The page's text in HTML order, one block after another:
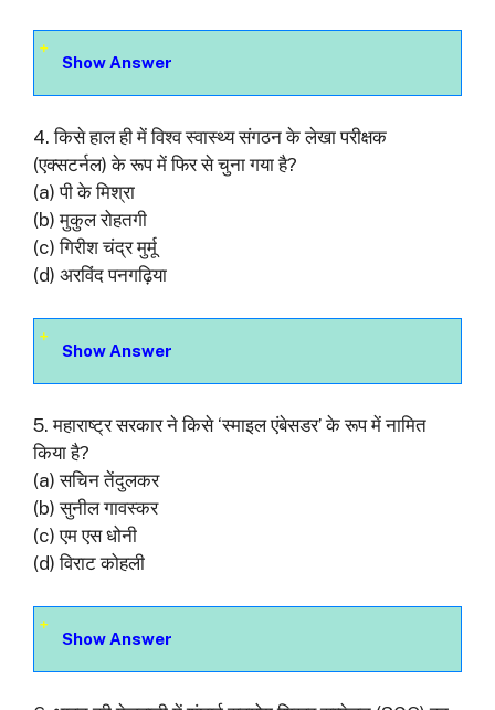
Show Answer
4. किसे हाल ही में विश्व स्वास्थ्य संगठन के लेखा परीक्षक
(एक्सटर्नल) के रूप में फिर से चुना गया है?
(a) पी के मिश्रा
(b) मुकुल रोहतगी
(c) गिरीश चंद्र मुर्मू
(d) अरविंद पनगढ़िया
Show Answer
5. महाराष्ट्र सरकार ने किसे ‘स्माइल एंबेसडर’ के रूप में नामित
किया है?
(a) सचिन तेंदुलकर
(b) सुनील गावस्कर
(c) एम एस धोनी
(d) विराट कोहली
Show Answer